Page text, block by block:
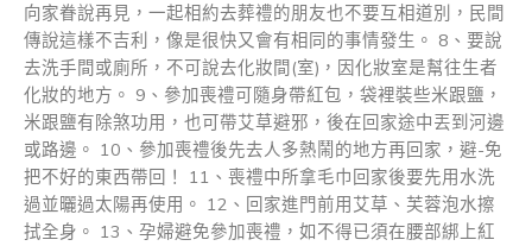
向家眷說再見，一起相約去葬禮的朋友也不要互相道別，民間
傳說這樣不吉利，像是很快又會有相同的事情發生。 8、要說
去洗手間或廁所，不可說去化妝間(室)，因化妝室是幫往生者
化妝的地方。 9、參加喪禮可隨身帶紅包，袋裡裝些米跟鹽，
米跟鹽有除煞功用，也可帶艾草避邪，後在回家途中丟到河邊
或路邊。 10、參加喪禮後先去人多熱鬧的地方再回家，避-免
把不好的東西帶回！ 11、喪禮中所拿毛巾回家後要先用水洗
過並曬過太陽再使用。 12、回家進門前用艾草、芙蓉泡水擦
拭全身。 13、孕婦避免參加喪禮，如不得已須在腰部綁上紅